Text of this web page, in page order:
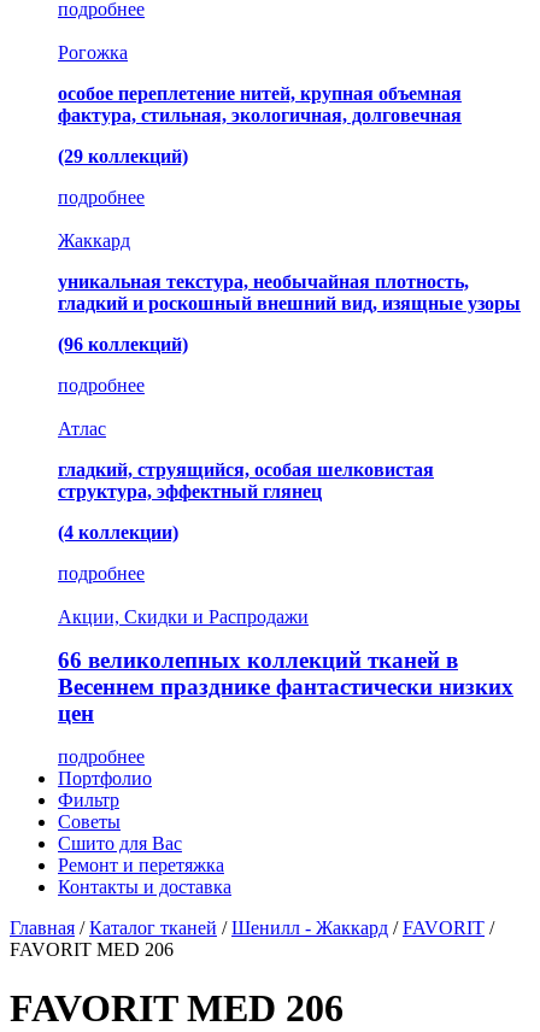
подробнее
Рогожка
особое переплетение нитей, крупная объемная
фактура, стильная, экологичная, долговечная
(29 коллекций)
подробнее
Жаккард
уникальная текстура, необычайная плотность,
гладкий и роскошный внешний вид, изящные узоры
(96 коллекций)
подробнее
Атлас
гладкий, струящийся, особая шелковистая
структура, эффектный глянец
(4 коллекции)
подробнее
Акции, Скидки и Распродажи
66 великолепных коллекций тканей в
Весеннем празднике фантастически низких
цен
подробнее
Портфолио
Фильтр
Советы
Сшито для Вас
Ремонт и перетяжка
Контакты и доставка
Главная / Каталог тканей / Шенилл - Жаккард / FAVORIT /
FAVORIT MED 206
FAVORIT MED 206